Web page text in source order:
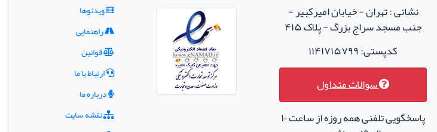
نشانی : تهران - خیابان امیرکبیر -
جنب مسجد سراج بزرگ - پلاک ۴۱۵
کدپستی: ۱۱۴۱۷۱۵۷۹۹
سوالات متداول
پاسخگویی تلفنی همه روزه از ساعت ۱۰
ویدئوها
راهنمایی
قوانین
ارتباط با ما
درباره ما
نقشه سایت